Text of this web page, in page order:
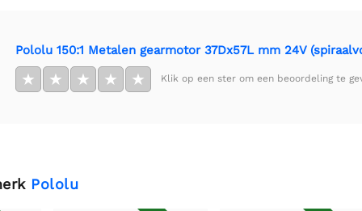
Pololu 150:1 Metalen gearmotor 37Dx57L mm 24V
★ ★ ★ ★ ★ Klik op een ster om een beoordeling te
Pololu